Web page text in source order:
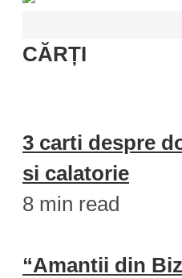
CĂRȚI
3 carti despre
si calatorie
8 min read
“Amantii din